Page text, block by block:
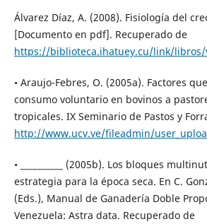
Álvarez Díaz, A. (2008). Fisiología del
[Documento en pdf]. Recuperado de
https://biblioteca.ihatuey.cu/link/
• Araujo-Febres, O. (2005a). Factores
consumo voluntario en bovinos a
tropicales. IX Seminario de Pastos y
http://www.ucv.ve/fileadmin/
• __________ (2005b). Los bloques
estrategia para la época seca. En C.
(Eds.), Manual de Ganadería Doble
Venezuela: Astra data. Recuperado de